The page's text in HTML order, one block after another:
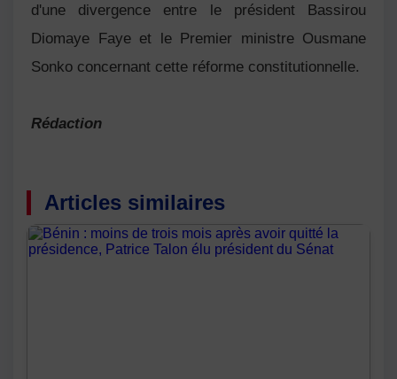
d'une divergence entre le président Bassirou
Diomaye Faye et le Premier ministre Ousmane
Sonko concernant cette réforme constitutionnelle.
Rédaction
Articles similaires